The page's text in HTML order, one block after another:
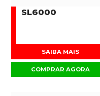
SL6000
SAIBA MAIS
COMPRAR AGORA